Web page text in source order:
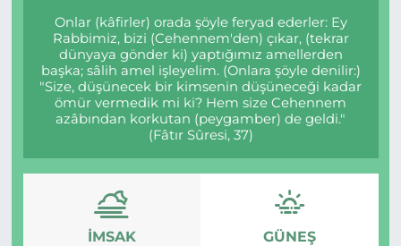
Onlar (kâfirler) orada şöyle feryad ederler: Ey
Rabbimiz, bizi (Cehennem'den) çıkar, (tekrar
dünyaya gönder ki) yaptığımız amellerden
başka; sâlih amel işleyelim. (Onlara şöyle denilir:)
"Size, düşünecek bir kimsenin düşüneceği kadar
ömür vermedik mi ki? Hem size Cehennem
azâbından korkutan (peygamber) de geldi."
(Fâtır Sûresi, 37)
İMSAK GÜNEŞ